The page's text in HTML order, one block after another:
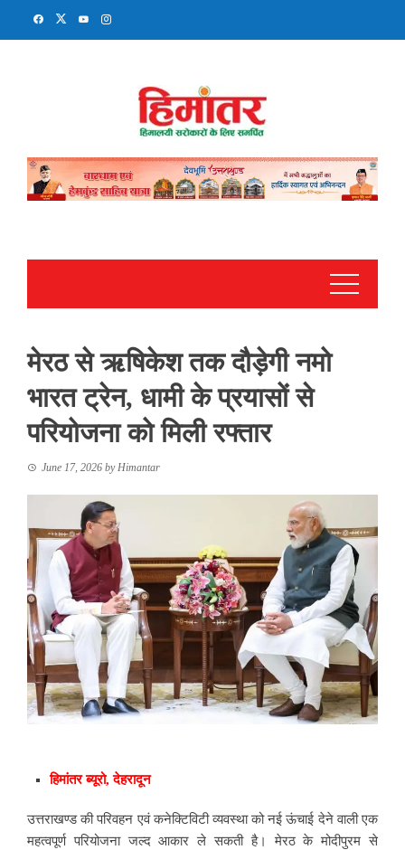
मेरठ से ऋषिकेश तक दौड़ेगी नमो
भारत ट्रेन, धामी के प्रयासों से
परियोजना को मिली रफ्तार
June 17, 2026 byHimantar
हिमांतर ब्यूरो, देहरादून
उत्तराखण्ड की परिवहन एवं कनेक्टिविटी व्यवस्था को नई ऊंचाई देने वाली एक
महत्वपूर्ण परियोजना जल्द आकार ले सकती है। मेरठ के मोदीपुरम से